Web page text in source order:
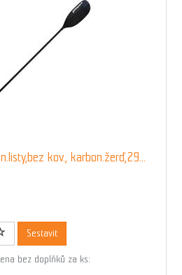
kov., karbon.žerď,29...
00828N00934135
Sestavit
bez doplňků za ks: